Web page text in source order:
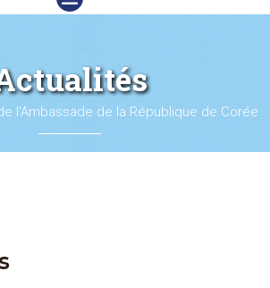
l'Ambassade de la République de Corée